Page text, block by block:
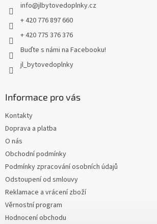
info@jlbytovedoplnky.cz
+ 420 776 897 660
+ 420 775 376 376
Buďte s námi na Facebooku!
jl_bytovedoplnky
Informace pro vás
Kontakty
Doprava a platba
O nás
Obchodní podmínky
Podmínky zpracování osobních údajů
Odstoupení od smlouvy
Reklamace a vrácení zboží
Věrnostní program
Hodnocení obchodu